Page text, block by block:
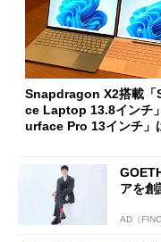
Snapdragon X2搭載「
ce Laptop 13.8インチ
urface Pro 13インチ」
アを創
AD（